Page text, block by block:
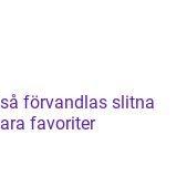
favoriter